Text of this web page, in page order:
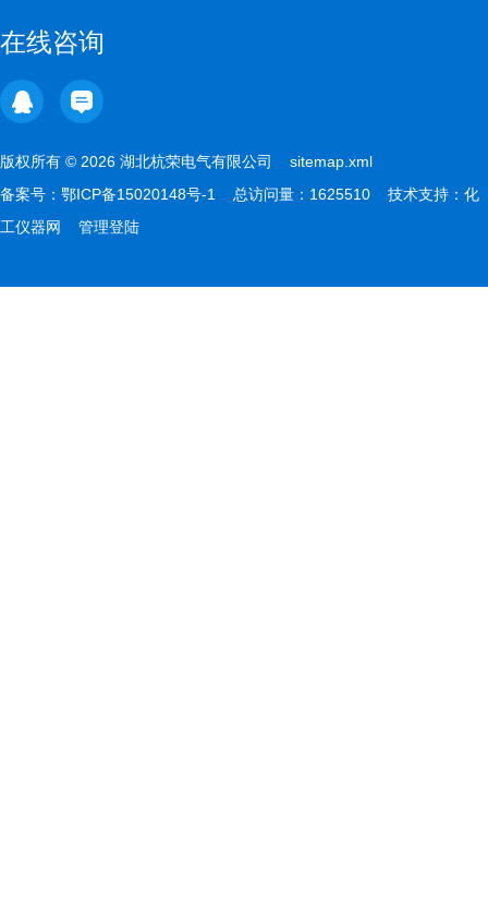
在线咨询
版权所有 © 2026 湖北杭荣电气有限公司 sitemap.xml
备案号： 鄂ICP备15020148号-1 总访问量：1625510 技术支持： 化
工仪器网
管理登陆